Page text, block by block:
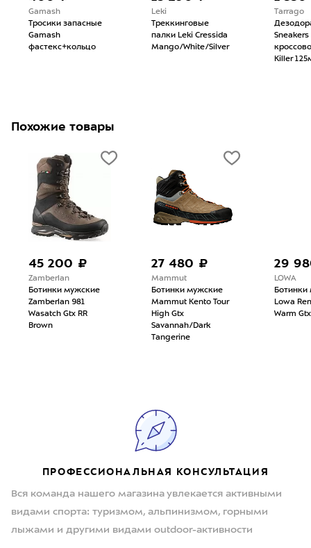
Gamash
Тросики запасные
Gamash
фастекс+кольцо
Leki
Треккинговые
палки Leki Cressida
Mango/White/Silver
Tarrago
Sneakers
Killer
Похожие товары
45 200 ₽
Zamberlan
Ботинки мужские
Zamberlan 981
Wasatch Gtx RR
Brown
27 480 ₽
Mammut
Ботинки мужские
Mammut Kento Tour
High Gtx
Savannah/Dark
Tangerine
29
LOWA
Ботинки
Lowa
Warm
ПРОФЕССИОНАЛЬНАЯ КОНСУЛЬТАЦИЯ
Вся команда нашего магазина увлекается активными
видами спорта: туризмом, альпинизмом, горными
лыжами и другими видами outdoor-активности